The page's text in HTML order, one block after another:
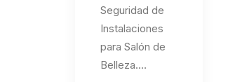
Seguridad de
Instalaciones
para Salón de
Belleza.…